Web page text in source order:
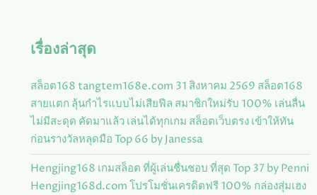
เรื่องล่าสุด
สล็อต168 tangtem168e.com 31 สิงหาคม 2569 สล็อต168
สายแตก ลุ้นกำไรแบบไม่เสียฟีล สมาชิกใหม่รับ 100% เล่นลื่น
ไม่มีสะดุด คัดมาแล้ว เล่นได้ทุกเกม สล็อตเว็บตรง เข้าให้ทัน
ก่อนรางวัลหลุดมือ Top 66 by Janessa
Hengjing168 เกมสล็อต ที่ผู้เล่นชื่นชอบ ที่สุด Top 37 by Penni
Hengjing168d.com โปรโมชั่นเครดิตฟรี 100% กล่องสุ่มเฮง